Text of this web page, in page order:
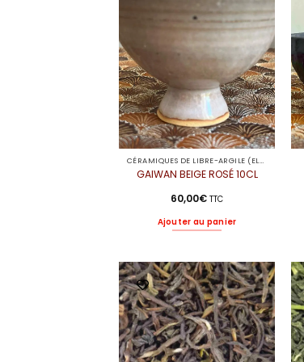
CÉRAMIQUES DE LIBRE-ARGILE (ELODIE)
GAIWAN BEIGE ROSÉ 10CL
60,00€ TTC
Ajouter au panier